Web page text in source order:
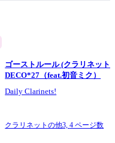
ゴーストルール (クラリネットソロ) -
DECO*27（feat.初音ミク）
Daily Clarinets!
クラリネットの他3,4 ページ数